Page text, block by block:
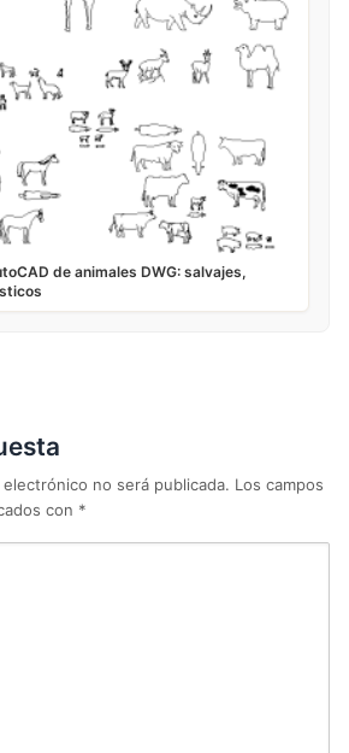
de animales DWG: salvajes,
no será publicada. Los campos
con *